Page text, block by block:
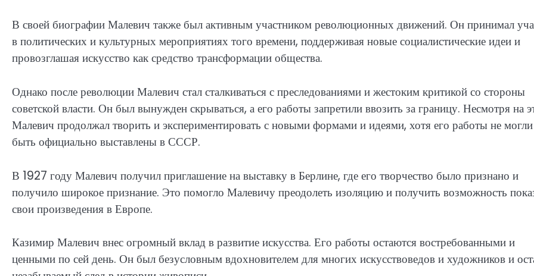
В своей биографии Малевич также был активным участником революционных движений. Он принимал
в политических и культурных мероприятиях того времени, поддерживая новые социалистические идеи и
провозглашая искусство как средство трансформации общества.
Однако после революции Малевич стал сталкиваться с преследованиями и жестоким критикой со стороны
советской власти. Он был вынужден скрываться, а его работы запретили ввозить за границу. Несмотря на
Малевич продолжал творить и экспериментировать с новыми формами и идеями, хотя его работы не могли
быть официально выставлены в СССР.
В 1927 году Малевич получил приглашение на выставку в Берлине, где его творчество было признано и
получило широкое признание. Это помогло Малевичу преодолеть изоляцию и получить возможность
свои произведения в Европе.
Казимир Малевич внес огромный вклад в развитие искусства. Его работы остаются востребованными и
ценными по сей день. Он был безусловным вдохновителем для многих искусствоведов и художников и